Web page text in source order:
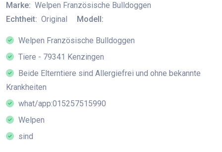
Marke: Welpen Französische Bulldoggen
Echtheit: Original Modell:
Welpen Französische Bulldoggen
Tiere - 79341 Kenzingen
Beide Elterntiere sind Allergiefrei und ohne bekannte
Krankheiten
what/app:015257515990
Welpen
sind